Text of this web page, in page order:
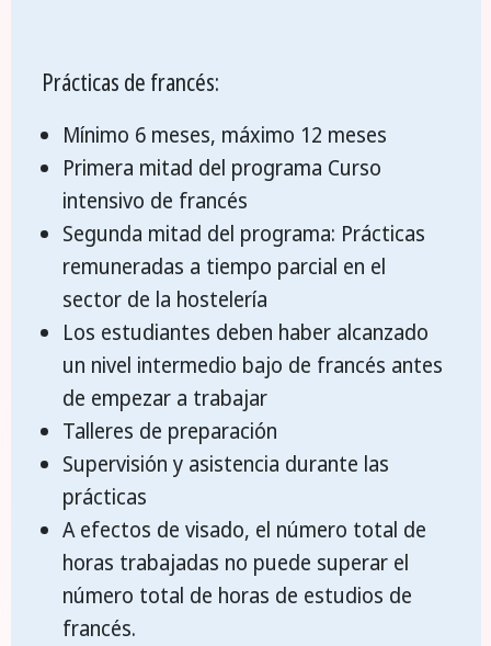
Prácticas de francés:
Mínimo 6 meses, máximo 12 meses
Primera mitad del programa Curso
intensivo de francés
Segunda mitad del programa: Prácticas
remuneradas a tiempo parcial en el
sector de la hostelería
Los estudiantes deben haber alcanzado
un nivel intermedio bajo de francés antes
de empezar a trabajar
Talleres de preparación
Supervisión y asistencia durante las
prácticas
A efectos de visado, el número total de
horas trabajadas no puede superar el
número total de horas de estudios de
francés.